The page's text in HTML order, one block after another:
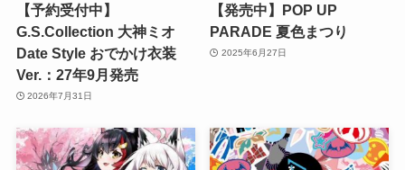
【予約受付中】
G.S.Collection 大神ミオ
Date Style おでかけ衣装
Ver.：27年9月発売
2026年7月31日
【発売中】POP UP
PARADE 夏色まつり
2025年6月27日